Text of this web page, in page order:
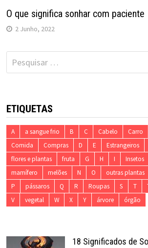
O que significa sonhar com paciente
2 Junho, 2022
Pesquisar
por:
ETIQUETAS
A a sangue frio B C Cabelo Carro
Comida
Compras D E Estrangeiros
flores e plantas
fruta G H I Insetos
mamífero
melões N O outras plantas
P
pássaros Q R Roupas S T
V
vegetal W X Y árvore órgão
18 Significados de